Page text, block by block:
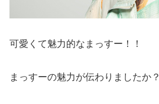
可愛くて魅力的なまっすー！！
まっすーの魅力が伝わりましたか？